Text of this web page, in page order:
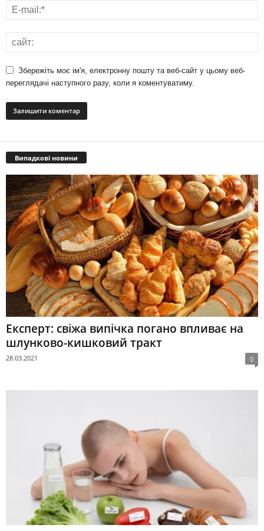
Збережіть моє ім'я, електронну пошту та веб-сайт у цьому веб-
переглядачі наступного разу, коли я коментуватиму.
Випадкові новини
Експерт: свіжа випічка погано впливає на
шлунково-кишковий тракт
28.03.2021 0